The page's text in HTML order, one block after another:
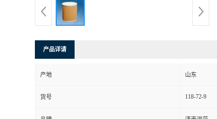
产品详请
产地 山东
货号 118-72-9